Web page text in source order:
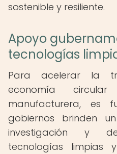
sostenible y resiliente.
Apoyo
tecnologías
Para acelerar la
economía
manufacturera, es
gobiernos brinden
investigación y
tecnologías limpias